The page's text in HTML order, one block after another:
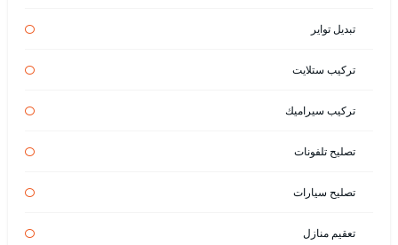
تبديل تواير
تركيب ستلايت
تركيب سيراميك
تصليح تلفونات
تصليح سيارات
تعقيم منازل